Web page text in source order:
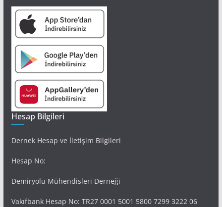
Hesap Bilgileri
Dernek Hesap ve İletişim Bilgileri
Hesap No:
Demiryolu Mühendisleri Derneği
Vakıfbank Hesap No: TR27 0001 5001 5800 7299 3222 06